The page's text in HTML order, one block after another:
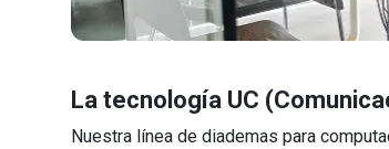
La tecnología UC
Nuestra línea de diademas para